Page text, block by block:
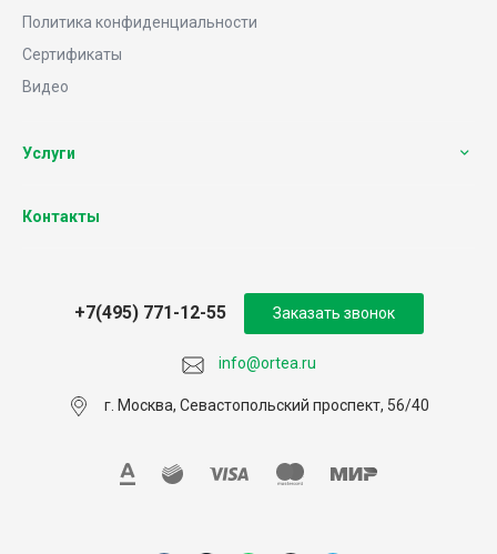
Политика конфиденциальности
Сертификаты
Видео
Услуги
Контакты
info@ortea.ru
+7(495) 771-12-55
г. Москва, Севастопольский проспект, 56/40
Заказать звонок